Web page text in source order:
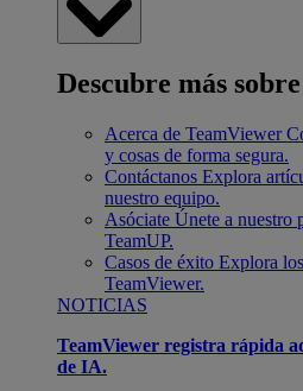
Descubre más
Acerca de TeamViewer
y cosas de forma segura.
Contáctanos Explora
nuestro equipo.
Asóciate Únete a nuestro
TeamUP.
Casos de éxito Explora
TeamViewer.
NOTICIAS
TeamViewer registra rápida
de IA.